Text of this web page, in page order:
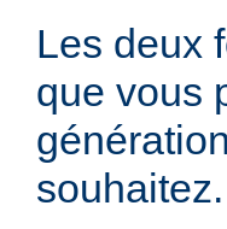
Les deux
que vous
souhaitez.